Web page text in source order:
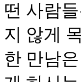
떤 사람
지 않게
한 만남